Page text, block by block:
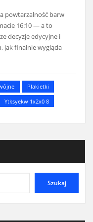
powtarzalność barw
16:10 — a to
decyzje edycyjne i
jak finalnie wygląda
Plakietki
Ytksyekw 1x2x0 8
Szukaj